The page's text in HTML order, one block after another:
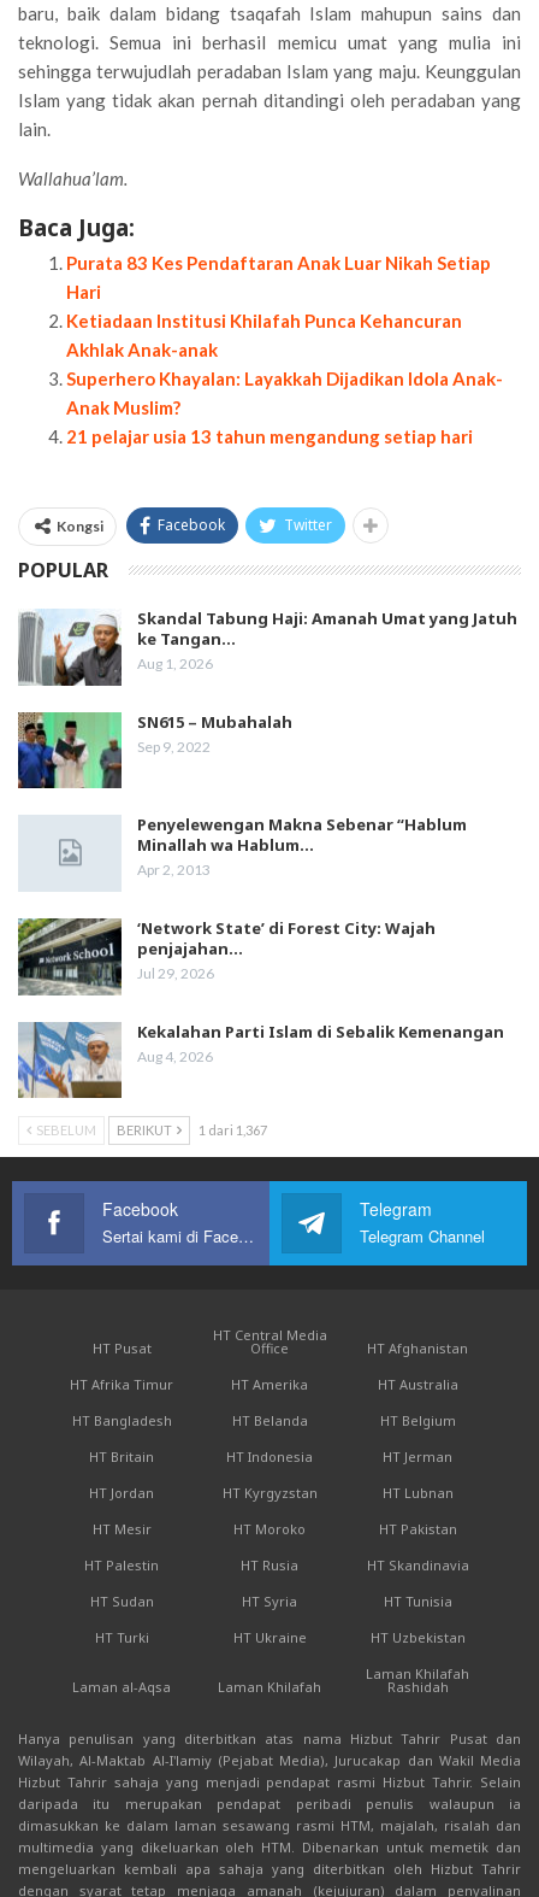
baru, baik dalam bidang tsaqafah Islam mahupun sains dan
teknologi. Semua ini berhasil memicu umat yang mulia ini
sehingga terwujudlah peradaban Islam yang maju. Keunggulan
Islam yang tidak akan pernah ditandingi oleh peradaban yang
lain.
Wallahua’lam.
Baca Juga:
Purata 83 Kes Pendaftaran Anak Luar Nikah Setiap
Hari
Ketiadaan Institusi Khilafah Punca Kehancuran
Akhlak Anak-anak
Superhero Khayalan: Layakkah Dijadikan Idola Anak-
Anak Muslim?
21 pelajar usia 13 tahun mengandung setiap hari
Kongsi Facebook Twitter
POPULAR
Skandal Tabung Haji: Amanah Umat yang Jatuh
ke Tangan…
Aug 1, 2026
SN615 – Mubahalah
Sep 9, 2022
Penyelewengan Makna Sebenar “Hablum
Minallah wa Hablum…
Apr 2, 2013
‘Network State’ di Forest City: Wajah
penjajahan…
Jul 29, 2026
Kekalahan Parti Islam di Sebalik Kemenangan
Aug 4, 2026
SEBELUM BERIKUT 1 dari 1,367
Facebook
Sertai kami di Facebook
Telegram
Telegram Channel
HT Pusat
HT Central Media
Office
HT Afghanistan
HT Afrika Timur
HT Amerika
HT Australia
HT Bangladesh
HT Belanda
HT Belgium
HT Britain
HT Indonesia
HT Jerman
HT Jordan
HT Kyrgyzstan
HT Lubnan
HT Mesir
HT Moroko
HT Pakistan
HT Palestin
HT Rusia
HT Skandinavia
HT Sudan
HT Syria
HT Tunisia
HT Turki
HT Ukraine HT Uzbekistan
Laman al-Aqsa Laman Khilafah
Laman Khilafah
Rashidah
Hanya penulisan yang diterbitkan atas nama Hizbut Tahrir Pusat dan
Wilayah, Al-Maktab Al-I'lamiy (Pejabat Media), Jurucakap dan Wakil Media
Hizbut Tahrir sahaja yang menjadi pendapat rasmi Hizbut Tahrir. Selain
daripada itu merupakan pendapat peribadi penulis walaupun ia
dimasukkan ke dalam laman sesawang rasmi HTM, majalah, risalah dan
multimedia yang dikeluarkan oleh HTM. Dibenarkan untuk memetik dan
mengeluarkan kembali apa sahaja yang diterbitkan oleh Hizbut Tahrir
dengan syarat tetap menjaga amanah (kejujuran) dalam penyalinan